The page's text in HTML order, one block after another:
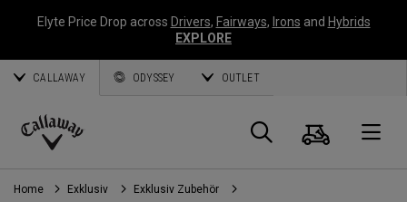
Elyte Price Drop across Drivers, Fairways, Irons and Hybrids
EXPLORE
CALLAWAY ODYSSEY OUTLET
Callaway
Golf
Suche
Home Exklusiv Exklusiv Zubehör